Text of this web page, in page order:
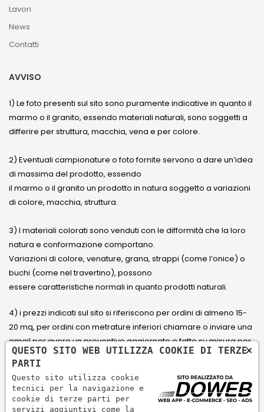
Lavori
News
Contatti
AVVISO
1) Le foto presenti sul sito sono puramente indicative in quanto il
marmo o il granito, essendo materiali naturali, sono soggetti a
differire per struttura, macchia, vena e per colore.
2) Eventuali campionature o foto fornite servono a dare un’idea
di massima del prodotto, essendo
il marmo o il granito un prodotto in natura soggetto a variazioni
di colore, macchia, struttura.
3) I materiali colorati sono venduti con le difformità che la loro
natura e conformazione comportano.
Variazioni di colore, venature, grana, strappi (come l’onice) o
buchi (come nel travertino), possono
essere caratteristiche normali in quanto prodotti naturali.
4) i prezzi indicati sul sito si riferiscono per ordini di almeno 15-
20 mq, per ordini con metrature inferiori chiamare o inviare una
email per avere un preventivo aggiornato e fatto su misura per
il cliente.
5) Paga con Carta di credito Visa, Visa Electron, Maestro,
Mastercard tramite il circuito PayPal. PayPal serve per pagare,
×
QUESTO SITO WEB UTILIZZA COOKIE DI TERZE
PARTI
Questo sito utilizza cookie
tecnici per la navigazione e
cookie di terze parti per
servizi aggiuntivi come la